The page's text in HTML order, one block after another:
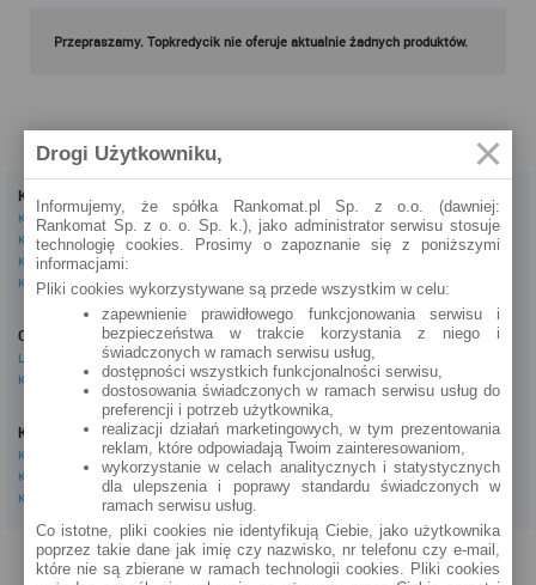
Przepraszamy. Topkredycik nie oferuje aktualnie żadnych produktów.
Kredyty
Kredyty gotówkowe
Kredyty hipoteczne
Kredyty konsolidacyjne
Kredyty na samochód
Oszczędzanie
Lokaty
Konta oszczędnościowe
Konta osobiste
Konta osobiste
Konta oszczędnościowe
Konta młodzieżowe
Kredyty firmowe
Konta firmowe
Inne
eBroker Ekstra
Artykuły
Odpowiedzi ekspertów
Porady
Opinie o instytucjach
Tagi
Kalkulator OC AC
Kalkulatory
PROGRAM PARTNERSKI O NAS REKLAMA REGULAMIN
Drogi Użytkowniku,
Informujemy, że spółka Rankomat.pl Sp. z o.o. (dawniej:
Rankomat Sp. z o. o. Sp. k.), jako administrator serwisu stosuje
technologię cookies. Prosimy o zapoznanie się z poniższymi
informacjami:
Pliki cookies wykorzystywane są przede wszystkim w celu:
zapewnienie prawidłowego funkcjonowania serwisu i
bezpieczeństwa w trakcie korzystania z niego i
świadczonych w ramach serwisu usług,
dostępności wszystkich funkcjonalności serwisu,
dostosowania świadczonych w ramach serwisu usług do
preferencji i potrzeb użytkownika,
realizacji działań marketingowych, w tym prezentowania
reklam, które odpowiadają Twoim zainteresowaniom,
wykorzystanie w celach analitycznych i statystycznych
dla ulepszenia i poprawy standardu świadczonych w
ramach serwisu usług.
Co istotne, pliki cookies nie identyfikują Ciebie, jako użytkownika
poprzez takie dane jak imię czy nazwisko, nr telefonu czy e-mail,
które nie są zbierane w ramach technologii cookies. Pliki cookies